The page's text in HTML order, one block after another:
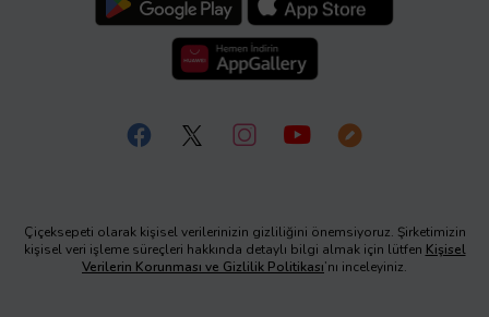
Çiçeksepeti olarak kişisel verilerinizin gizliliğini önemsiyoruz. Şirketimizin
kişisel veri işleme süreçleri hakkında detaylı bilgi almak için lütfen Kişisel
Verilerin Korunması ve Gizlilik Politikası’nı inceleyiniz.